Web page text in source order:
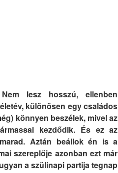
lesz hosszú, ellenben
különösen egy családos
könnyen beszélek, mivel az
kezdődik. És ez az
Aztán beállok én is a
szereplője azonban ezt már
a szülinapi partija tegnap